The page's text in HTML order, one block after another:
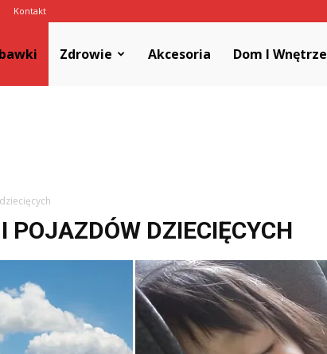
Kontakt
Zdrowie Akcesoria Dom I Wnętrze
POJAZDÓW DZIECIĘCYCH